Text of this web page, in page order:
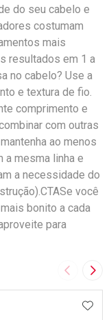
do seu cabelo e
costumam
mais
resultados em 1 a
no cabelo? Use a
e textura de fio.
comprimento e
com outras
ao menos
a mesma linha e
a necessidade do
você
bonito a cada
para
Imagem
FAVORITOS